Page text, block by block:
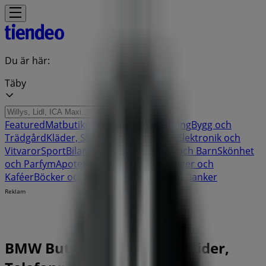
Du är här:
Täby
FeaturedMatbutiker Möbler och InredningBygg och
TrädgårdKläder, Skor och Accessoarer
Elektronik och
VitvarorSportBilar och Motor Leksaker och BarnSkönhet
och ParfymApotek och Hälsa
Restauranger och
KaféerBöcker och Kontorsmaterial Banker
Reklam
BMW Butiker Täby - Öppettider,